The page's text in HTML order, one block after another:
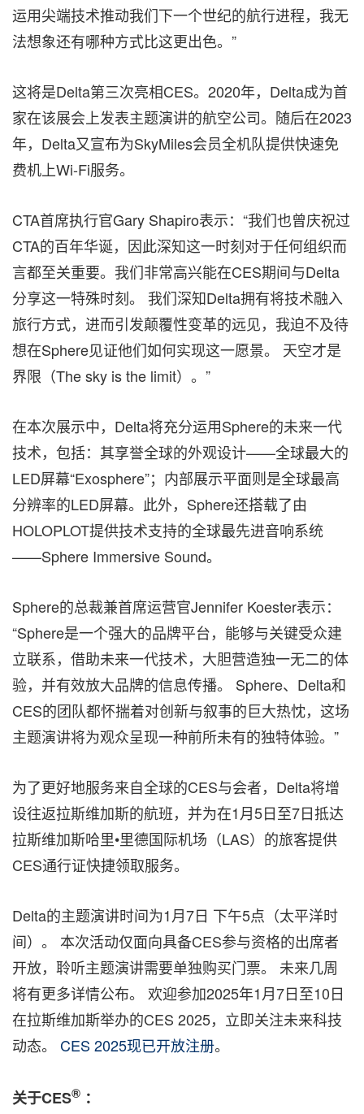
运用尖端技术推动我们下一个世纪的航行进程，我无
法想象还有哪种方式比这更出色。”
这将是Delta第三次亮相CES。2020年，Delta成为首
家在该展会上发表主题演讲的航空公司。随后在2023
年，Delta又宣布为SkyMiles会员全机队提供快速免
费机上Wi-Fi服务。
CTA首席执行官Gary Shapiro表示：“我们也曾庆祝过
CTA的百年华诞，因此深知这一时刻对于任何组织而
言都至关重要。我们非常高兴能在CES期间与Delta
分享这一特殊时刻。 我们深知Delta拥有将技术融入
旅行方式，进而引发颠覆性变革的远见，我迫不及待
想在Sphere见证他们如何实现这一愿景。 天空才是
界限（The sky is the limit）。”
在本次展示中，Delta将充分运用Sphere的未来一代
技术，包括：其享誉全球的外观设计——全球最大的
LED屏幕“Exosphere”；内部展示平面则是全球最高
分辨率的LED屏幕。此外，Sphere还搭载了由
HOLOPLOT提供技术支持的全球最先进音响系统
——Sphere Immersive Sound。
Sphere的总裁兼首席运营官Jennifer Koester表示：
“Sphere是一个强大的品牌平台，能够与关键受众建
立联系，借助未来一代技术，大胆营造独一无二的体
验，并有效放大品牌的信息传播。 Sphere、Delta和
CES的团队都怀揣着对创新与叙事的巨大热忱，这场
主题演讲将为观众呈现一种前所未有的独特体验。”
为了更好地服务来自全球的CES与会者，Delta将增
设往返拉斯维加斯的航班，并为在1月5日至7日抵达
拉斯维加斯哈里•里德国际机场（LAS）的旅客提供
CES通行证快捷领取服务。
Delta的主题演讲时间为1月7日 下午5点（太平洋时
间）。 本次活动仅面向具备CES参与资格的出席者
开放，聆听主题演讲需要单独购买门票。 未来几周
将有更多详情公布。 欢迎参加2025年1月7日至10日
在拉斯维加斯举办的CES 2025，立即关注未来科技
动态。 CES 2025现已开放注册。
关于CES® ：